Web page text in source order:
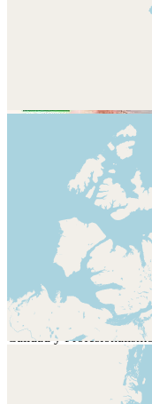
Guardar
Gloria Leonor Espinoza
Optómetra
Calidad y Profesionalismo